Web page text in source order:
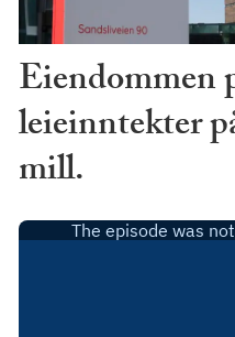
Eiendommen
leieinntekter
mill.